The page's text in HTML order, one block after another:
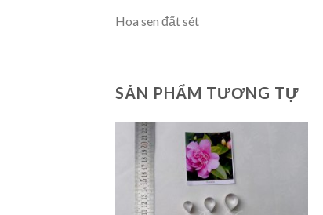
Hoa sen đất sét
SẢN PHẨM TƯƠNG TỰ